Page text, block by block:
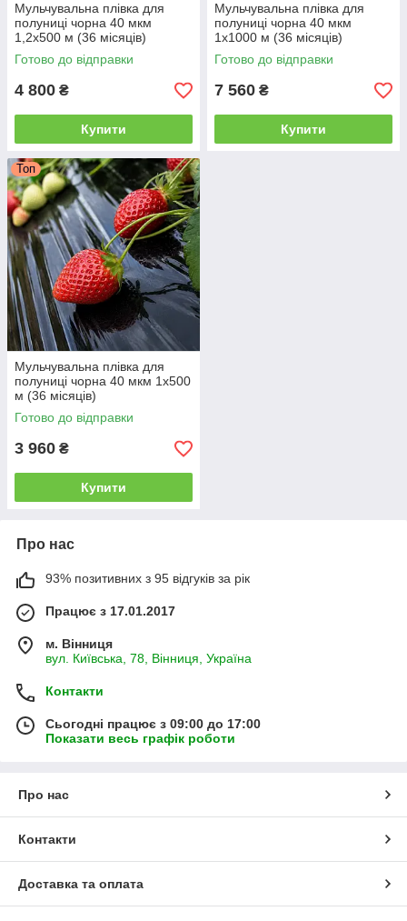
Мульчувальна плівка для
полуниці чорна 40 мкм
1,2х500 м (36 місяців)
Готово до відправки
4 800 ₴
Купити
Мульчувальна плівка для
полуниці чорна 40 мкм
1х1000 м (36 місяців)
Готово до відправки
7 560 ₴
Купити
Топ
Мульчувальна плівка для
полуниці чорна 40 мкм 1х500
м (36 місяців)
Готово до відправки
3 960 ₴
Купити
Про нас
93% позитивних з 95 відгуків за рік
Працює з 17.01.2017
м. Вінниця
вул. Київська, 78, Вінниця, Україна
Контакти
Сьогодні працює з 09:00 до 17:00
Показати весь графік роботи
Про нас
Контакти
Доставка та оплата